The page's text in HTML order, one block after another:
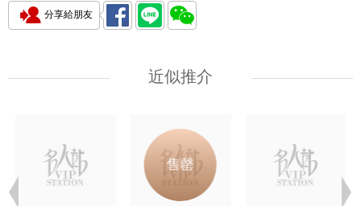
分享給朋友
近似推介
售罄